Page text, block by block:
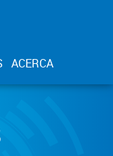
ACERCA